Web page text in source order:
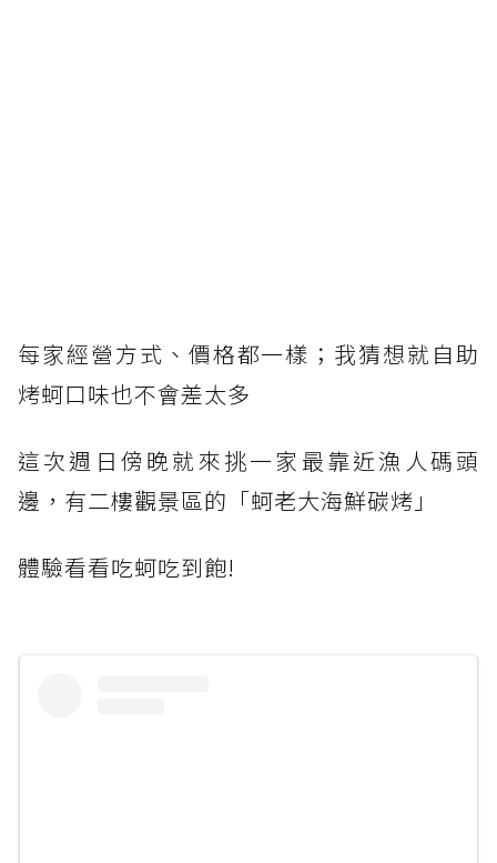
每家經營方式、價格都一樣；我猜想就自助
烤蚵口味也不會差太多
這次週日傍晚就來挑一家最靠近漁人碼頭
邊，有二樓觀景區的「蚵老大海鮮碳烤」
體驗看看吃蚵吃到飽!